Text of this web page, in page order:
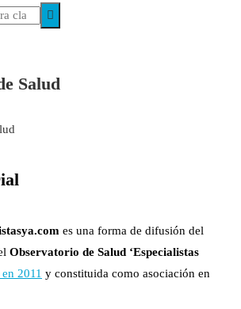
Salud
es una forma de difusión del
Observatorio de Salud ‘Especialistas
2011 y constituida como asociación en